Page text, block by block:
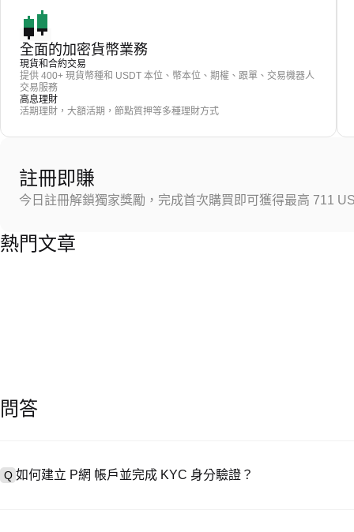
全面的加密貨幣業務
現貨和合約交易
提供 400+ 現貨幣種和 USDT 本位、幣本位、期權、跟單、交易機器人
交易服務
高息理財
活期理財，大額活期，節點質押等多種理財方式
註冊即賺
今日註冊解鎖獨家獎勵，完成首次購買即可獲得最高 711
熱門文章
問答
Q 如何建立 P網 帳戶並完成 KYC 身分驗證？